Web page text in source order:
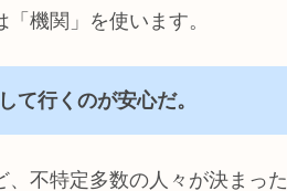
機関」を使います。
て行くのが安心だ。
、不特定多数の人々が決まった